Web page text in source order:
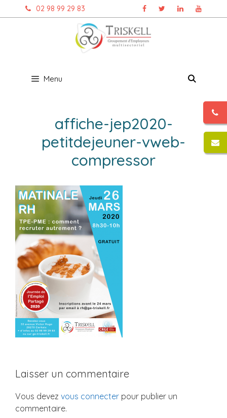
au
02 98 99 29 83
Menu
affiche-jep2020-
petitdejeuner-vweb-
compressor
Laisser un commentaire
Vous devez vous connecter pour publier un
commentaire.